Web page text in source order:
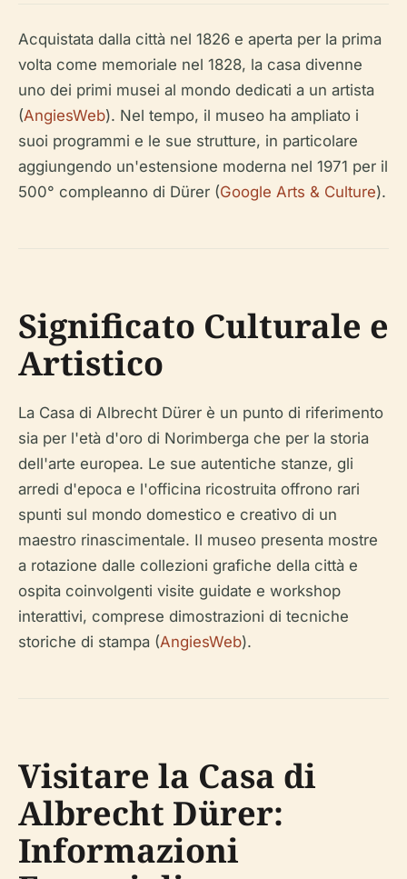
Acquistata dalla città nel 1826 e aperta per la prima
volta come memoriale nel 1828, la casa divenne
uno dei primi musei al mondo dedicati a un artista
(AngiesWeb). Nel tempo, il museo ha ampliato i
suoi programmi e le sue strutture, in particolare
aggiungendo un'estensione moderna nel 1971 per il
500° compleanno di Dürer (Google Arts & Culture).
Significato Culturale e
Artistico
La Casa di Albrecht Dürer è un punto di riferimento
sia per l'età d'oro di Norimberga che per la storia
dell'arte europea. Le sue autentiche stanze, gli
arredi d'epoca e l'officina ricostruita offrono rari
spunti sul mondo domestico e creativo di un
maestro rinascimentale. Il museo presenta mostre
a rotazione dalle collezioni grafiche della città e
ospita coinvolgenti visite guidate e workshop
interattivi, comprese dimostrazioni di tecniche
storiche di stampa (AngiesWeb).
Visitare la Casa di
Albrecht Dürer:
Informazioni